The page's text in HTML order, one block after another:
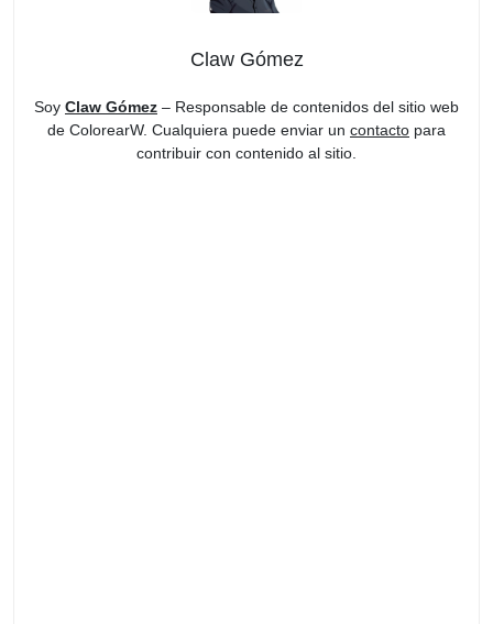
Claw Gómez
Soy Claw Gómez – Responsable de contenidos del sitio web
de ColorearW. Cualquiera puede enviar un contacto para
contribuir con contenido al sitio.